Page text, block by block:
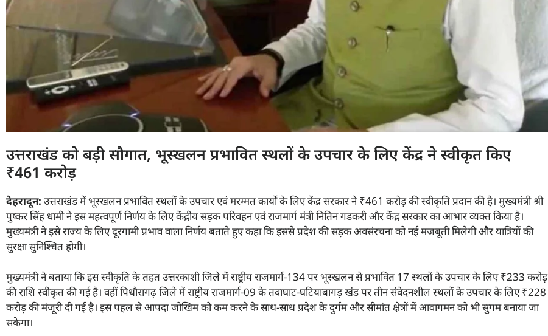
उत्तराखंड को बड़ी सौगात, भूस्खलन प्रभावित स्थलों के उपचार के लिए केंद्र ने स्वीकृत किए
₹461 करोड़
देहरादून: उत्तराखंड में भूस्खलन प्रभावित स्थलों के उपचार एवं मरम्मत कार्यों के लिए केंद्र सरकार ने ₹461 करोड़ की स्वीकृति प्रदान की है। मुख्यमंत्री श्री
पुष्कर सिंह धामी ने इस महत्वपूर्ण निर्णय के लिए केंद्रीय सड़क परिवहन एवं राजमार्ग मंत्री नितिन गडकरी और केंद्र सरकार का आभार व्यक्त किया है।
मुख्यमंत्री ने इसे राज्य के लिए दूरगामी प्रभाव वाला निर्णय बताते हुए कहा कि इससे प्रदेश की सड़क अवसंरचना को नई मजबूती मिलेगी और यात्रियों की
सुरक्षा सुनिश्चित होगी।
मुख्यमंत्री ने बताया कि इस स्वीकृति के तहत उत्तरकाशी जिले में राष्ट्रीय राजमार्ग-134 पर भूस्खलन से प्रभावित 17 स्थलों के उपचार के लिए ₹233 करोड़
की राशि स्वीकृत की गई है। वहीं पिथौरागढ़ जिले में राष्ट्रीय राजमार्ग-09 के तवाघाट-घटियाबागड़ खंड पर तीन संवेदनशील स्थलों के उपचार के लिए ₹228
करोड़ की मंजूरी दी गई है। इस पहल से आपदा जोखिम को कम करने के साथ-साथ प्रदेश के दुर्गम और सीमांत क्षेत्रों में आवागमन को भी सुगम बनाया जा
सकेगा।